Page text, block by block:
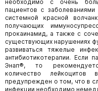
необходимо с очень
пациентов с
системной красной
получающих
прокаинамид, а также с
существующих нарушениях
развиваться тяжелые
антибиотикотерапии. Если
Энап®, то
количество
предупрежден о том, что в
инфекции необходимо